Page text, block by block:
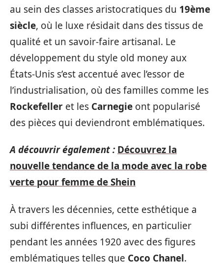
au sein des classes aristocratiques du 19ème
siècle, où le luxe résidait dans des tissus de
qualité et un savoir-faire artisanal. Le
développement du style old money aux
États-Unis s’est accentué avec l’essor de
l’industrialisation, où des familles comme les
Rockefeller et les Carnegie ont popularisé
des pièces qui deviendront emblématiques.
A découvrir également : Découvrez la
nouvelle tendance de la mode avec la robe
verte pour femme de Shein
À travers les décennies, cette esthétique a
subi différentes influences, en particulier
pendant les années 1920 avec des figures
emblématiques telles que Coco Chanel.